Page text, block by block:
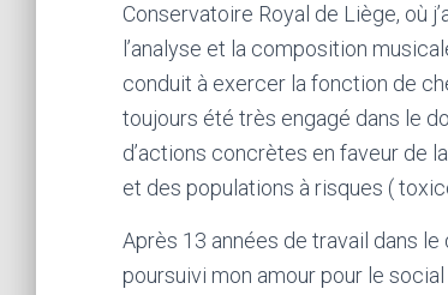
Conservatoire Royal de Liège, où
l’analyse et la composition
conduit à exercer la fonction de
toujours été très engagé dans le
d’actions concrètes en faveur de
et des populations à risques (
Après 13 années de travail dans
poursuivi mon amour pour le